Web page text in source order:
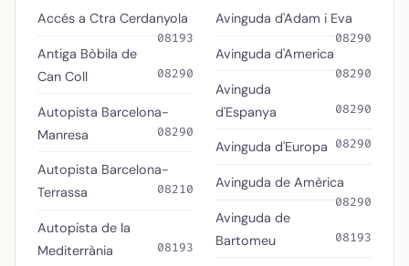
Accés a Ctra Cerdanyola
08193
Antiga Bòbila de
Can Coll
08290
Autopista Barcelona-
Manresa
08290
Autopista Barcelona-
Terrassa
08210
Autopista de la
Mediterrània
08193
Avinguda d'Adam i Eva
08290
Avinguda d'America
08290
Avinguda
d'Espanya
08290
Avinguda d'Europa 08290
Avinguda de Amèrica
08290
Avinguda de
Bartomeu
08193